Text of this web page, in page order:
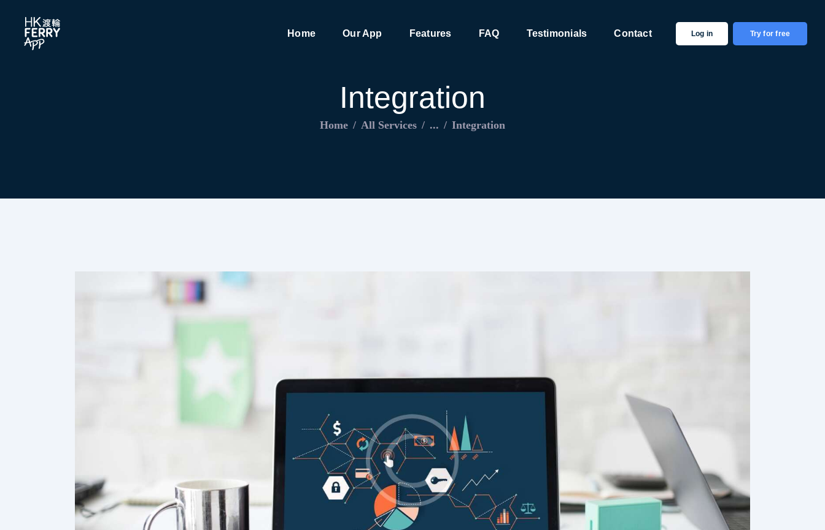
Home Our App Features FAQ Testimonials Contact Log in Try for free
Integration
Home All Services ... Integration
OUR APP
TESTIMONIALS